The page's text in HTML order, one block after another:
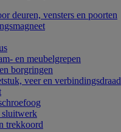
deuren, vensters en poorten
en meubelgrepen
borgringen
veer en verbindingsdraad
sluitwerk
trekkoord